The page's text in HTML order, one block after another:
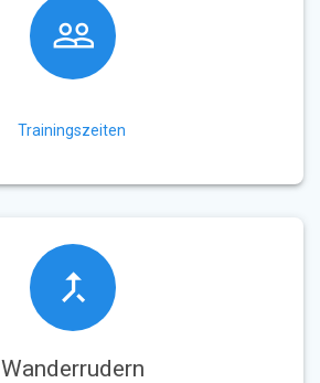
Trainingszeiten
Wanderrudern